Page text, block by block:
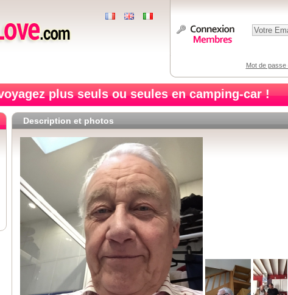
Mot de passe
plus seuls ou seules en camping-car !
Description et photos